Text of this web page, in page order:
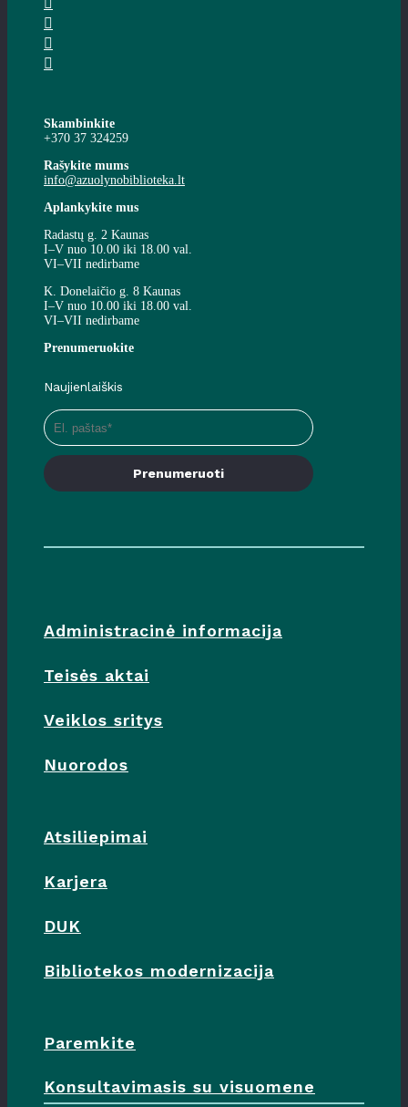
Skambinkite
+370 37 324259
Rašykite mums
info@azuolynobiblioteka.lt
Aplankykite mus
Radastų g. 2 Kaunas
I–V nuo 10.00 iki 18.00 val.
VI–VII nedirbame
K. Donelaičio g. 8 Kaunas
I–V nuo 10.00 iki 18.00 val.
VI–VII nedirbame
Prenumeruokite
Naujienlaiškis
Prenumeruoti
Administracinė informacija
Teisės aktai
Veiklos sritys
Nuorodos
Atsiliepimai
Karjera
DUK
Bibliotekos modernizacija
Paremkite
Konsultavimasis su visuomene